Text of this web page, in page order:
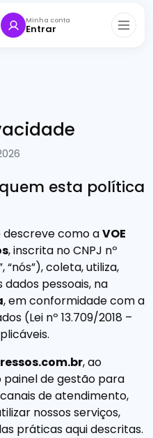
Minha conta
Entrar
esta política
descreve como aVOE
, inscrita no CNPJ nº
“nós”), coleta, utiliza,
pessoais, na
, em conformidade com a
(Lei nº 13.709/2018 –
, ao
painel de gestão para
de atendimento,
nossos serviços,
práticas aqui descritas.